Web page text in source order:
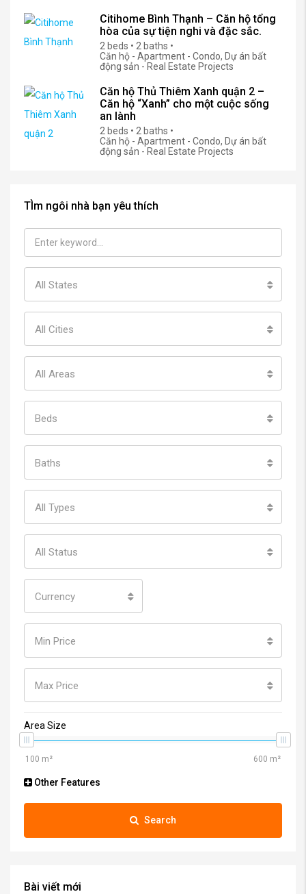
Citihome Bình Thạnh – Căn hộ tổng
hòa của sự tiện nghi và đặc sắc.
2 beds • 2 baths •
Căn hộ - Apartment - Condo, Dự án bất
động sản - Real Estate Projects
Căn hộ Thủ Thiêm Xanh quận 2 –
Căn hộ “Xanh” cho một cuộc sống
an lành
2 beds • 2 baths •
Căn hộ - Apartment - Condo, Dự án bất
động sản - Real Estate Projects
TÌm ngôi nhà bạn yêu thích
All States
All Cities
All Areas
Beds
Baths
All Types
All Status
Currency
Min Price
Max Price
Area Size
Other Features
Search
Bài viết mới